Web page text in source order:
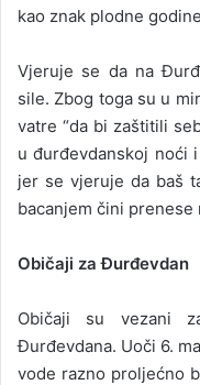
kao znak plodne
Vjeruje se da na
sile. Zbog toga su u
vatre “da bi zaštitili
u đurđevdanskoj noći
jer se vjeruje da baš
bacanjem čini
Običaji za Đurđevdan
Običaji su vezani
Đurđevdana. Uoči 6.
vode razno proljećno